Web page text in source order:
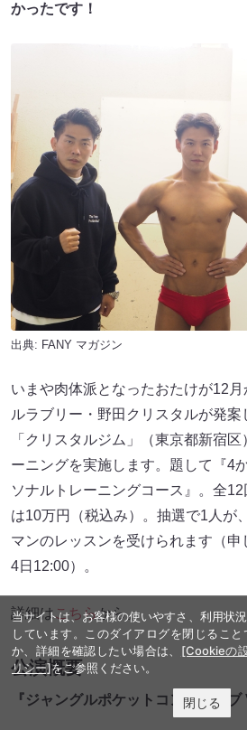
かったです！
出典: FANY マガジン
いまや肉体派となったおたけが12
ルラブリー・野田クリスタルが発案
「クリスタルジム」（東京都新宿
ーニングを実施します。題して『4
ソナルトレーニングコース』。全
は10万円（税込み）。抽選で1人が
マンのレッスンを受けられます（申
4日12:00）。
詳細はこちらから。
公演概要
『 ジャングルポケットコントライブ
当サイトは、お客様の使いやすさ、利用状
しています。このダイアログを閉じるこ
か、詳細を確認したい場合は、 [Cookieの
リシー]をご参照ください。
閉じる